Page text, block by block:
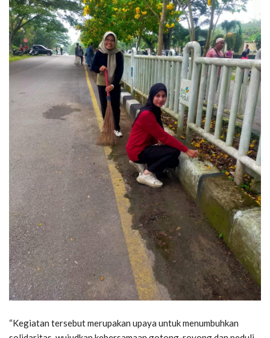
“Kegiatan tersebut merupakan upaya untuk menumbuhkan